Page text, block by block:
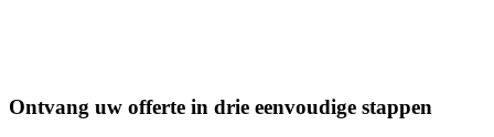
Ontvang uw offerte in drie eenvoudige stappen